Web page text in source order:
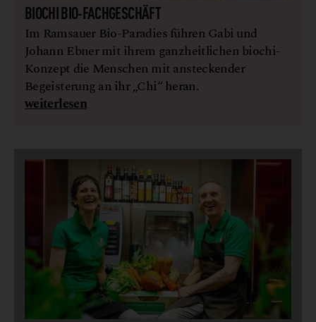
BIOCHI BIO-FACHGESCHÄFT
Im Ramsauer Bio-Paradies führen Gabi und
Johann Ebner mit ihrem ganzheitlichen biochi-
Konzept die Menschen mit ansteckender
Begeisterung an ihr „Chi“ heran.
weiterlesen